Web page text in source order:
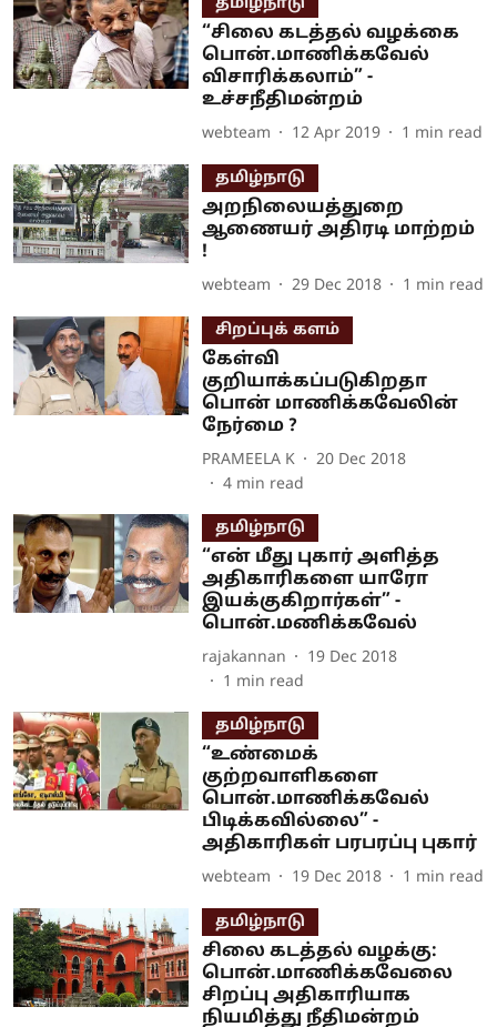
தமிழ்நாடு
“சிலை கடத்தல் வழக்கை
பொன்.மாணிக்கவேல்
விசாரிக்கலாம்” -
உச்சநீதிமன்றம்
webteam 12 Apr 2019 1 min read
தமிழ்நாடு
அறநிலையத்துறை
ஆணையர் அதிரடி மாற்றம்
!
webteam 29 Dec 2018 1 min read
சிறப்புக் களம்
கேள்வி
குறியாக்கப்படுகிறதா
பொன் மாணிக்கவேலின்
நேர்மை ?
PRAMEELA K
20 Dec 2018
4 min read
தமிழ்நாடு
“என் மீது புகார் அளித்த
அதிகாரிகளை யாரோ
இயக்குகிறார்கள்” -
பொன்.மணிக்கவேல்
rajakannan
19 Dec 2018
1 min read
தமிழ்நாடு
“உண்மைக்
குற்றவாளிகளை
பொன்.மாணிக்கவேல்
பிடிக்கவில்லை” -
அதிகாரிகள் பரபரப்பு புகார்
webteam 19 Dec 2018 1 min read
தமிழ்நாடு
சிலை கடத்தல் வழக்கு:
பொன்.மாணிக்கவேலை
சிறப்பு அதிகாரியாக
நியமித்து நீதிமன்றம்